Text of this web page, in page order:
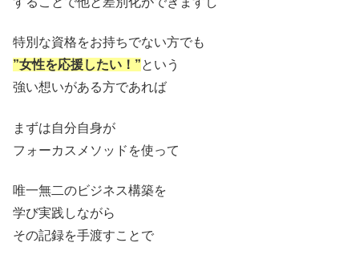
特別な資格をお持ちでない方でも
”女性を応援したい！”という
強い想いがある方であれば
まずは自分自身が
フォーカスメソッドを使って
唯一無二のビジネス構築を
学び実践しながら
その記録を手渡すことで